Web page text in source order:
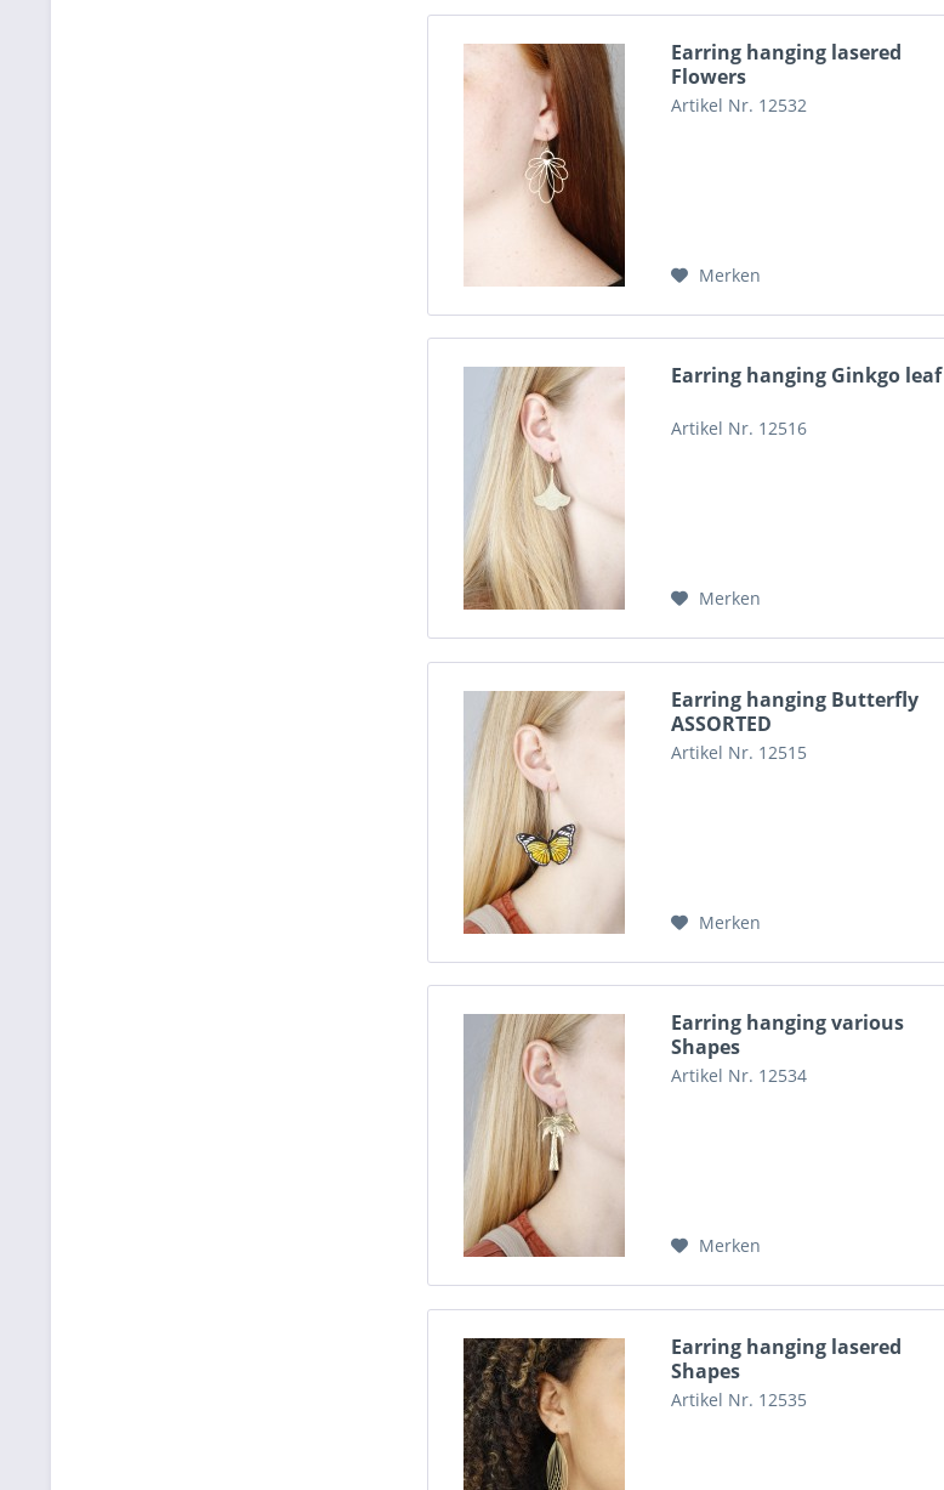
Earring hanging lasered
Flowers
Artikel Nr. 12532
Merken
Earring hanging Ginkgo leaf
Artikel Nr. 12516
Merken
Earring hanging Butterfly
ASSORTED
Artikel Nr. 12515
Merken
Earring hanging various
Shapes
Artikel Nr. 12534
Merken
Earring hanging lasered
Shapes
Artikel Nr. 12535